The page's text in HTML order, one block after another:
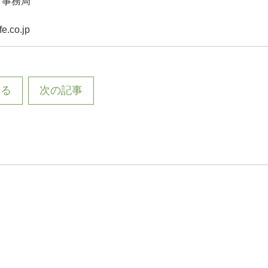
次の記事